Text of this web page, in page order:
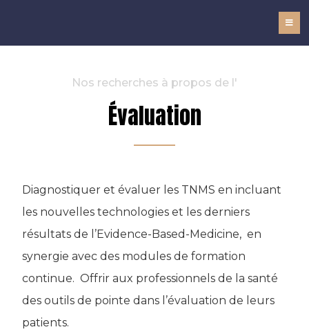
Nos recherches à propos de l'
Évaluation
Diagnostiquer et évaluer les TNMS en incluant
les nouvelles technologies et les derniers
résultats de l’Evidence-Based-Medicine, en
synergie avec des modules de formation
continue. Offrir aux professionnels de la santé
des outils de pointe dans l’évaluation de leurs
patients.